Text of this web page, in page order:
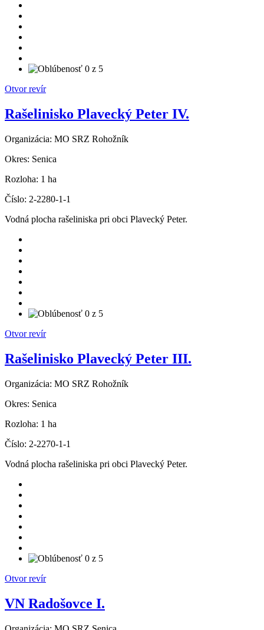
Otvor revír
Rašelinisko Plavecký Peter IV.
Organizácia: MO SRZ Rohožník
Okres: Senica
Rozloha: 1 ha
Číslo: 2-2280-1-1
Vodná plocha rašeliniska pri obci Plavecký Peter.
Otvor revír
Rašelinisko Plavecký Peter III.
Organizácia: MO SRZ Rohožník
Okres: Senica
Rozloha: 1 ha
Číslo: 2-2270-1-1
Vodná plocha rašeliniska pri obci Plavecký Peter.
Otvor revír
VN Radošovce I.